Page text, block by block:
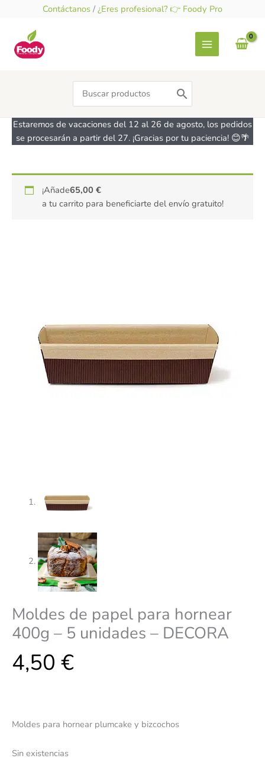
contenido
Contáctanos / ¿Eres profesional? 👉 Foody Pro
Search
for:
Estaremos de vacaciones del 12 al 26 de agosto, los pedidos
se procesarán a partir del 27. ¡Gracias por tu paciencia! 😊🌴
¡Añade65,00€
a tu carrito para beneficiarte del envío gratuito!
Moldes de papel para hornear
400g – 5 unidades – DECORA
4,50 €
Moldes para hornear plumcake y bizcochos
Sin existencias